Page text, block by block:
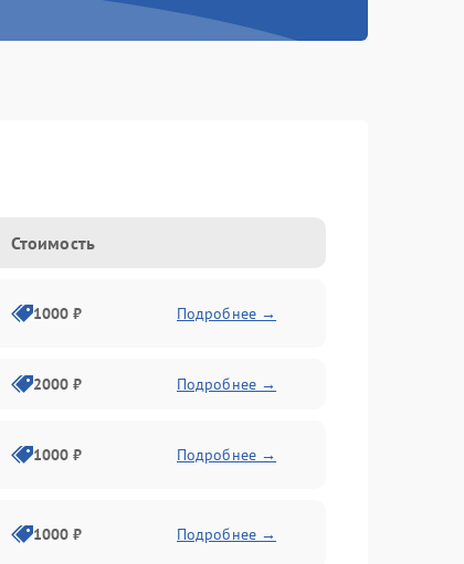
Стоимость
1000 ₽ Подробнее →
2000 ₽ Подробнее →
1000 ₽ Подробнее →
1000 ₽ Подробнее →